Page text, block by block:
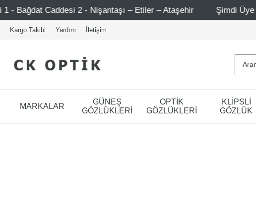
2 - Nişantaşı – Etiler – Ataşehir Şimdi Üye ol ! 5000 TL
Kargo Takibi Yardım İletişim
MARKALAR
GÜNEŞ
GÖZLÜKLERİ
OPTİK
GÖZLÜKLERİ
KLİPSLİ
GÖZLÜK